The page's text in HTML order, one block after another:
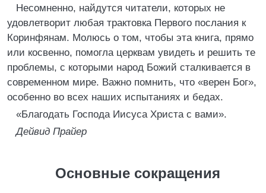
Несомненно, найдутся читатели, которых не
удовлетворит любая трактовка Первого послания к
Коринфянам. Молюсь о том, чтобы эта книга, прямо
или косвенно, помогла церквам увидеть и решить те
проблемы, с которыми народ Божий сталкивается в
современном мире. Важно помнить, что «верен Бог»,
особенно во всех наших испытаниях и бедах.
«Благодать Господа Иисуса Христа с вами».
Дейвид Прайер
Основные сокращения